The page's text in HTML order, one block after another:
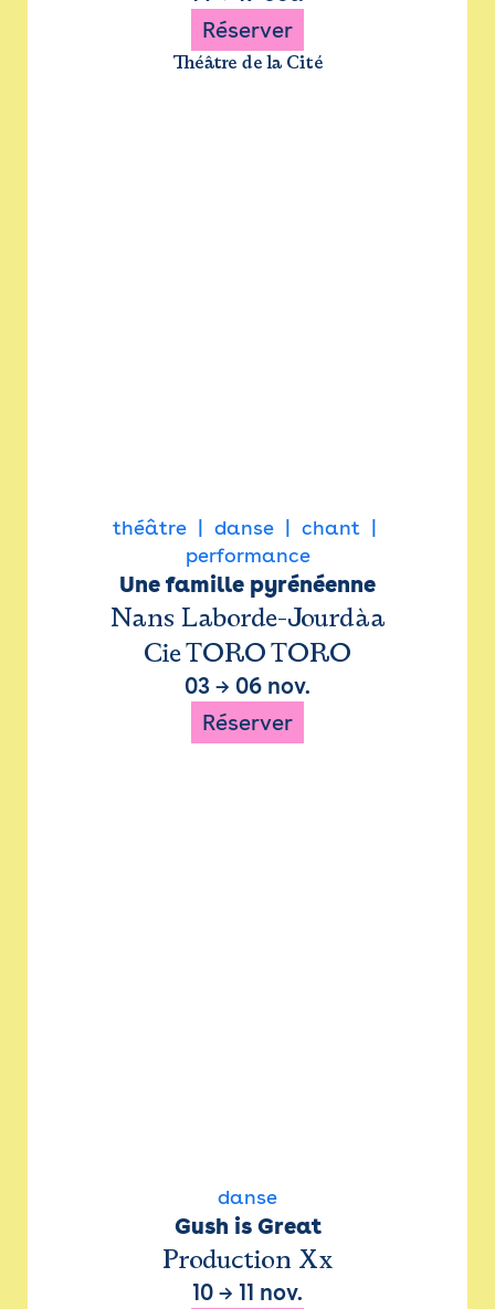
Réserver
Théâtre de la Cité
théâtre danse
chant
performance
Une famille pyrénéenne
Nans Laborde-Jourdàa
Cie TORO TORO
03 → 06 nov.
Réserver
danse
Gush is Great
Production Xx
10 → 11 nov.